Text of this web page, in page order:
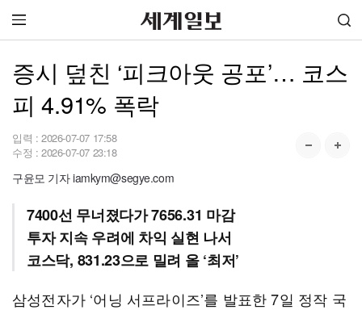
증시 덮친 ‘피크아웃 공포’… 코스
피 4.91% 폭락
입력 : 2026-07-07 17:58
수정 : 2026-07-07 23:18
구윤모 기자 iamkym@segye.com
7400선 무너졌다가 7656.31 마감
투자 지속 우려에 차익 실현 나서
코스닥, 831.23으로 밀려 올 ‘최저’
삼성전자가 ‘어닝 서프라이즈’를 발표한 7일 정작 국